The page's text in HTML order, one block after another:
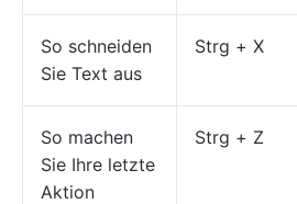
So schneiden
Sie Text aus
Strg + X
So machen
Sie Ihre letzte
Aktion
Strg + Z